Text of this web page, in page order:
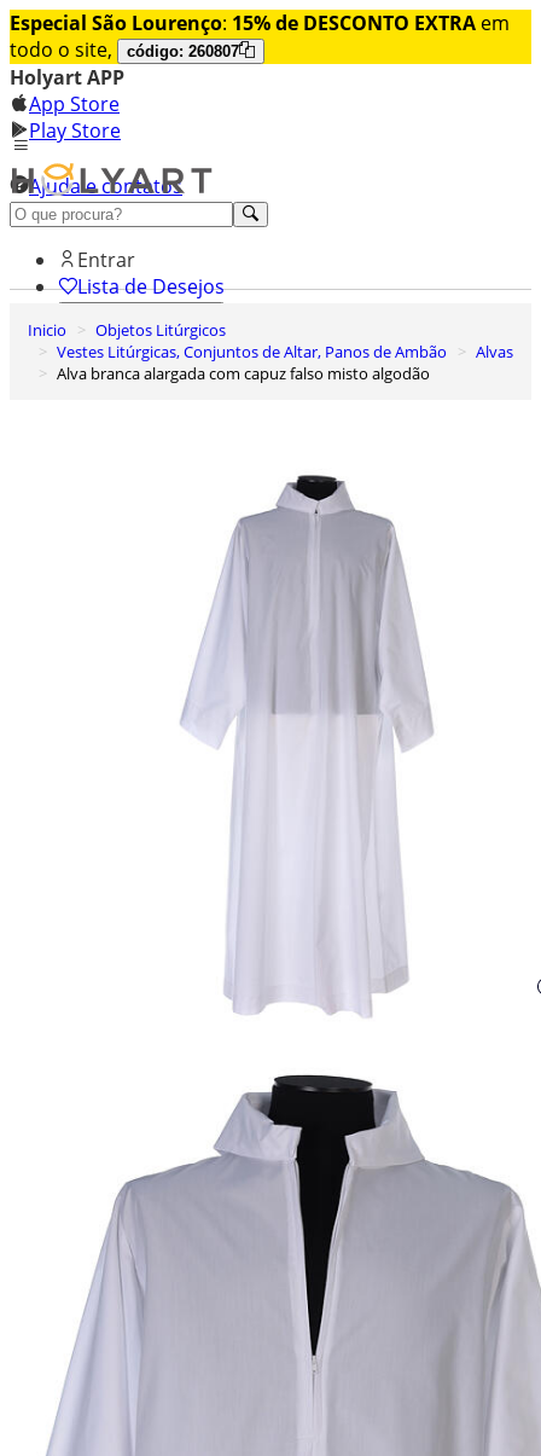
Especial São Lourenço: 15% de DESCONTO EXTRA em
todo o site,
código: 260807
Holyart APP
App Store
Play Store
Ajuda e contatos
Conheça premium
Entrar
Lista de Desejos
0
Carrinho de Compras
Inicio
Objetos Litúrgicos
Vestes Litúrgicas, Conjuntos de Altar, Panos de Ambão
Alvas
Alva branca alargada com capuz falso misto algodão